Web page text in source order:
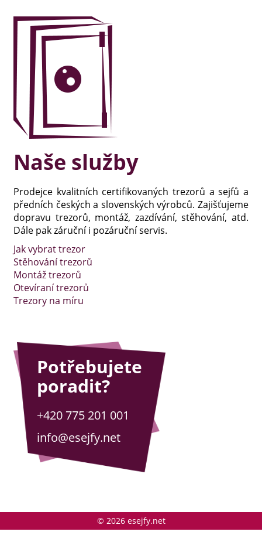
Naše služby
Prodejce kvalitních certifikovaných trezorů a sejfů a
předních českých a slovenských výrobců. Zajišťujeme
dopravu trezorů, montáž, zazdívání, stěhování, atd.
Dále pak záruční i pozáruční servis.
Jak vybrat trezor
Stěhování trezorů
Montáž trezorů
Otevíraní trezorů
Trezory na míru
Potřebujete
poradit?
+420 775 201 001
info@esejfy.net
© 2026 esejfy.net